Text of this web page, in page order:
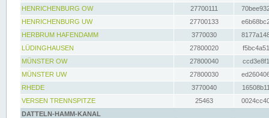
HENRICHENBURG OW
27700111
HENRICHENBURG UW
27700133
HERBRUM HAFENDAMM
3770030
LÜDINGHAUSEN
27800020
MÜNSTER OW
27800040
MÜNSTER UW
27800030
RHEDE
3770040
VERSEN TRENNSPITZE
25463
DATTELN-HAMM-KANAL